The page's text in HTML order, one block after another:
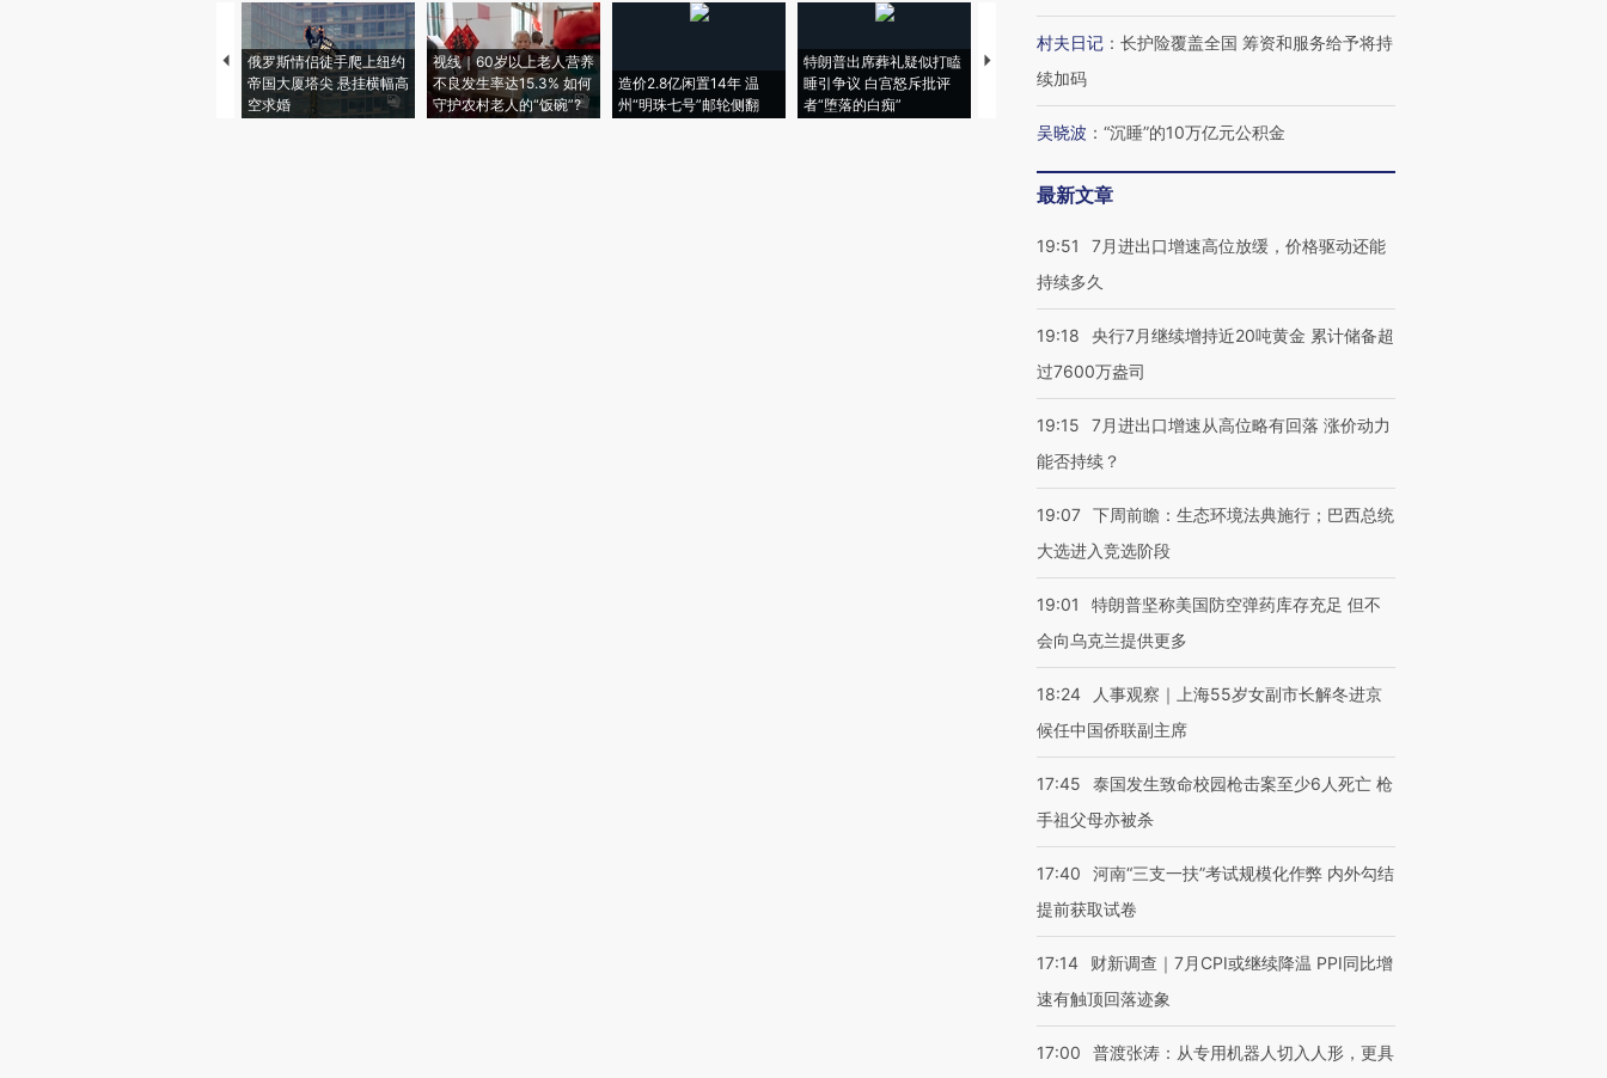
俄罗斯情侣徒手爬上纽约
帝国大厦塔尖 悬挂横幅高
空求婚
视线｜60岁以上老人营养
不良发生率达15.3% 如何
守护农村老人的“饭碗”?
造价2.8亿闲置14年 温
州“明珠七号”邮轮侧翻
特朗普出席葬礼疑似打瞌
睡引争议 白宫怒斥批评
者“堕落的白痴”
视线｜全球最热百城独占
97个 印度如何熬过48°C
阿根廷3-0阿尔及利亚
兹奖得主的“非天才”拼图
村夫日记 ： 长护险覆盖全国 筹资和服务给予将持
续加码
吴晓波 ： “沉睡”的10万亿元公积金
最新文章
19:51
7月进出口增速高位放缓，价格驱动还能
持续多久
19:18
央行7月继续增持近20吨黄金 累计储备超
过7600万盎司
19:15
7月进出口增速从高位略有回落 涨价动力
能否持续？
19:07 下周前瞻：生态环境法典施行；巴西总统
大选进入竞选阶段
19:01
特朗普坚称美国防空弹药库存充足 但不
会向乌克兰提供更多
18:24
人事观察｜上海55岁女副市长解冬进京
候任中国侨联副主席
17:45
泰国发生致命校园枪击案至少6人死亡 枪
手祖父母亦被杀
17:40
河南“三支一扶”考试规模化作弊 内外勾结
提前获取试卷
17:14
财新调查｜7月CPI或继续降温 PPI同比增
速有触顶回落迹象
17:00 普渡张涛：从专用机器人切入人形，更具